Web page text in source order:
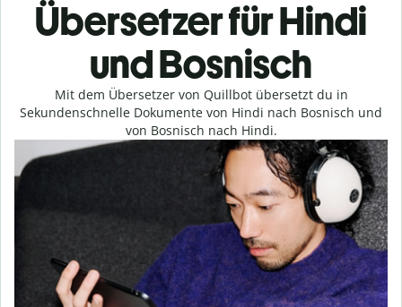
Übersetzer für Hindi
und Bosnisch
Mit dem Übersetzer von Quillbot übersetzt du in
Sekundenschnelle Dokumente von Hindi nach Bosnisch und
von Bosnisch nach Hindi.